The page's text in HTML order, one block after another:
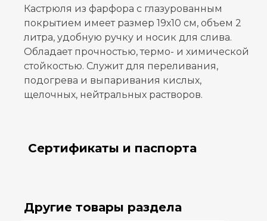
Кастрюля из фарфора с глазурованным
покрытием имеет размер 19х10 см, объем 2
литра, удобную ручку и носик для слива.
Обладает прочностью, термо- и химической
стойкостью. Служит для переливания,
подогрева и выпаривания кислых,
щелочных, нейтральных растворов.
Сертификаты и паспорта
Другие товары раздела